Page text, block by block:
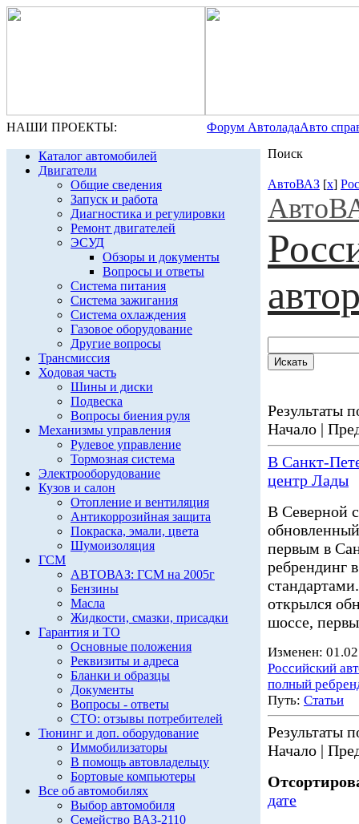
НАШИ ПРОЕКТЫ: Форум АвтоладаАвто
Каталог автомобилей
Двигатели
Общие сведения
Запуск и работа
Диагностика и регулировки
Ремонт двигателей
ЭСУД
Обзоры и документы
Вопросы и ответы
Система питания
Система зажигания
Система охлаждения
Газовое оборудование
Другие вопросы
Трансмиссия
Ходовая часть
Шины и диски
Подвеска
Вопросы биения руля
Механизмы управления
Рулевое управление
Тормозная система
Электрооборудование
Кузов и салон
Отопление и вентиляция
Антикоррозийная защита
Покраска, эмали, цвета
Шумоизоляция
ГСМ
АВТОВАЗ: ГСМ на 2005г
Бензины
Масла
Жидкости, смазки, присадки
Гарантия и ТО
Основные положения
Реквизиты и адреса
Бланки и образцы
Документы
Вопросы - ответы
СТО: отзывы потребителей
Тюнинг и доп. оборудование
Иммобилизаторы
В помощь автовладельцу
Бортовые компьютеры
Все об автомобилях
Выбор автомобиля
Семейство ВАЗ-2110
Поиск
АвтоВАЗ [x]
Результаты
Начало |
В Санкт-
центр Лады
В Северной
первым в
ребрендинг
открылся
шоссе,
Изменен:
Российский
полный
Путь: Статьи
Результаты
Начало |
дате